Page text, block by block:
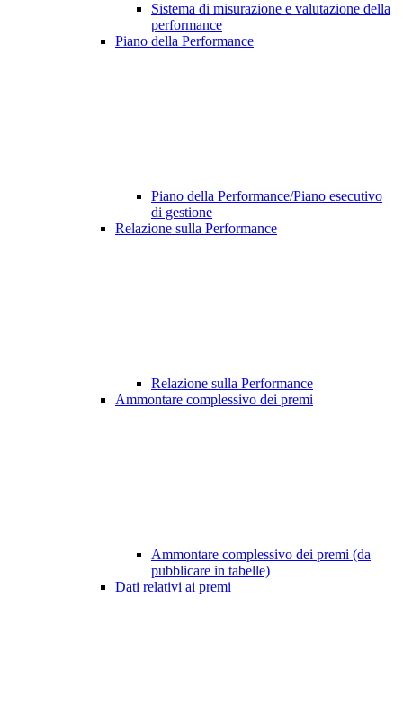
Sistema di misurazione e valutazione della
performance
Piano della Performance
Piano della Performance/Piano esecutivo
di gestione
Relazione sulla Performance
Relazione sulla Performance
Ammontare complessivo dei premi
Ammontare complessivo dei premi (da
pubblicare in tabelle)
Dati relativi ai premi